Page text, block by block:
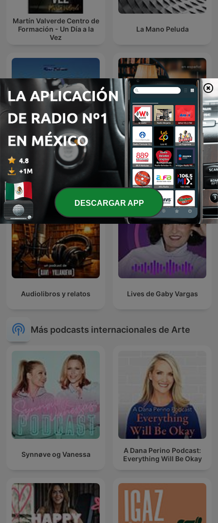
Martín Valverde Centro de
Formación - Un Día a la
Vez
La Mano Peluda
Audiolibro La Odisea |
Homero
AudioLibros
Audiolibros y relatos Lives de Gaby Vargas
Más podcasts internacionales de Arte
Synnøve og Vanessa
A Dana Perino Podcast:
Everything Will Be Okay
DESCARGAR APP